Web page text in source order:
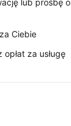
lub prośbę o
Ciebie
za usługę